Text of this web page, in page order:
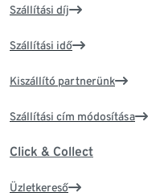
Szállítási díj
Szállítási idő
Kiszállító partnerünk
Szállítási cím módosítása
Click & Collect
Üzletkereső